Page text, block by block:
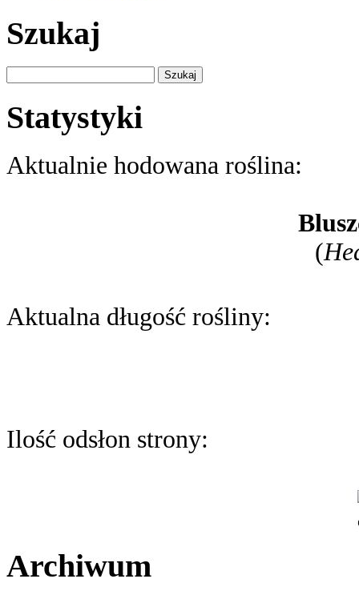
Szukaj
Statystyki
Aktualnie hodowana roślina:
(
Aktualna długość rośliny:
Ilość odsłon strony:
Archiwum